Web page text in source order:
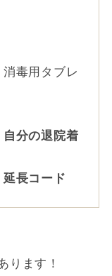
毒用タブレ
自分の退院着
延長コード
ります！